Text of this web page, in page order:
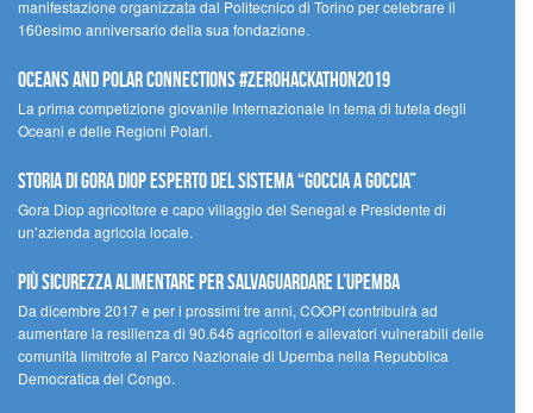
manifestazione organizzata dal Politecnico di Torino per celebrare il
160esimo anniversario della sua fondazione.
Oceans and Polar Connections #ZEROHackathon2019
La prima competizione giovanile Internazionale in tema di tutela degli
Oceani e delle Regioni Polari.
STORIA DI GORA DIOP ESPERTO DEL SISTEMA “GOCCIA A GOCCIA”
Gora Diop agricoltore e capo villaggio del Senegal e Presidente di
un’azienda agricola locale.
Più sicurezza alimentare per salvaguardare l’Upemba
Da dicembre 2017 e per i prossimi tre anni, COOPI contribuirà ad
aumentare la resilienza di 90.646 agricoltori e allevatori vulnerabili delle
comunità limitrofe al Parco Nazionale di Upemba nella Repubblica
Democratica del Congo.